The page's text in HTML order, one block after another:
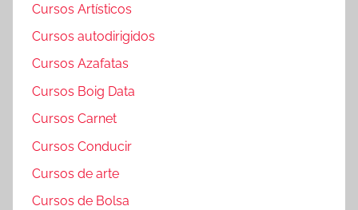
Cursos Artísticos
Cursos autodirigidos
Cursos Azafatas
Cursos Boig Data
Cursos Carnet
Cursos Conducir
Cursos de arte
Cursos de Bolsa